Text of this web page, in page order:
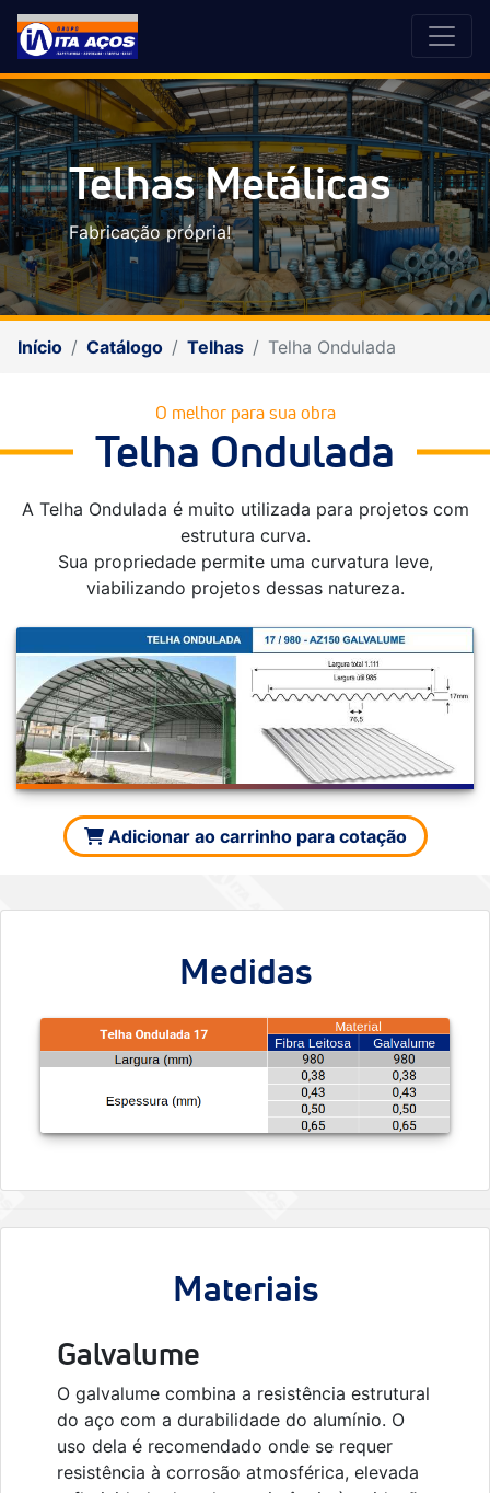
Telhas Metálicas
Fabricação própria!
Início Catálogo Telhas Telha Ondulada
O melhor para sua obra
Telha Ondulada
A Telha Ondulada é muito utilizada para projetos com
estrutura curva.
Sua propriedade permite uma curvatura leve,
viabilizando projetos dessas natureza.
Adicionar ao carrinho para cotação
Medidas
Materiais
Galvalume
O galvalume combina a resistência estrutural
do aço com a durabilidade do alumínio. O
uso dela é recomendado onde se requer
resistência à corrosão atmosférica, elevada